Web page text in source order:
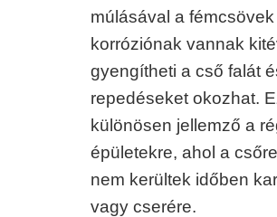
múlásával a fémcsövek
korróziónak vannak
gyengítheti a cső falát
repedéseket okozhat.
különösen jellemző a
épületekre, ahol a
nem kerültek időben
vagy cserére.